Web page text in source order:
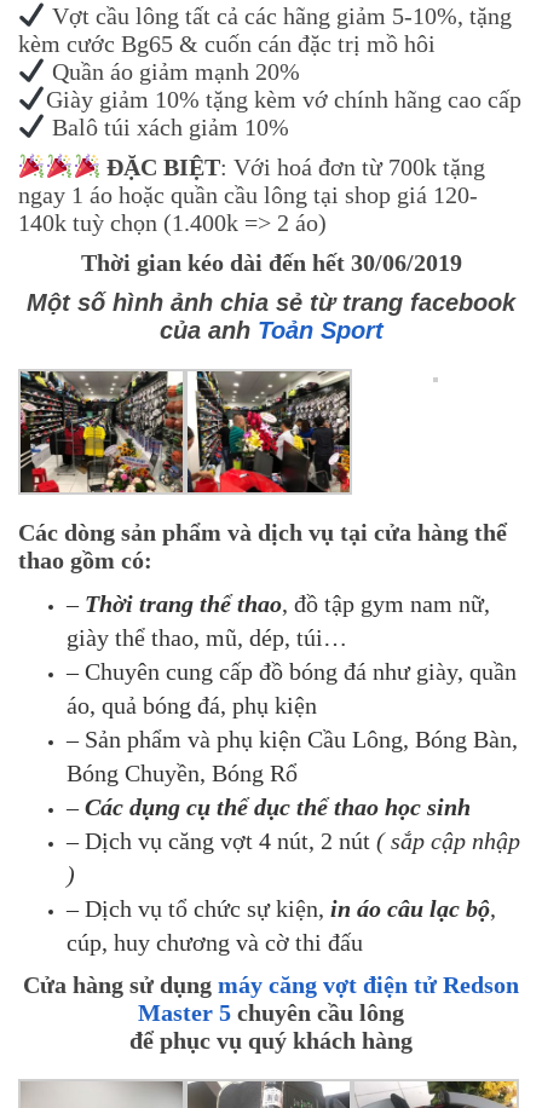
Vợt cầu lông tất cả các hãng giảm 5-10%, tặng
kèm cước Bg65 & cuốn cán đặc trị mồ hôi
Quần áo giảm mạnh 20%
Giày giảm 10% tặng kèm vớ chính hãng cao cấp
Balô túi xách giảm 10%
ĐẶC BIỆT: Với hoá đơn từ 700k tặng
ngay 1 áo hoặc quần cầu lông tại shop giá 120-
140k tuỳ chọn (1.400k => 2 áo)
Thời gian kéo dài đến hết 30/06/2019
Một số hình ảnh chia sẻ từ trang facebook
của anh Toản Sport
Các dòng sản phẩm và dịch vụ tại cửa hàng thể
thao gồm có:
– Thời trang thể thao, đồ tập gym nam nữ,
giày thể thao, mũ, dép, túi…
– Chuyên cung cấp đồ bóng đá như giày, quần
áo, quả bóng đá, phụ kiện
– Sản phẩm và phụ kiện Cầu Lông, Bóng Bàn,
Bóng Chuyền, Bóng Rổ
–Các dụng cụ thể dục thể thao học sinh
– Dịch vụ căng vợt 4 nút, 2 nút ( sắp cập nhập
)
– Dịch vụ tổ chức sự kiện, in áo câu lạc bộ,
cúp, huy chương và cờ thi đấu
Cửa hàng sử dụng máy căng vợt điện tử Redson
Master 5 chuyên cầu lông
để phục vụ quý khách hàng